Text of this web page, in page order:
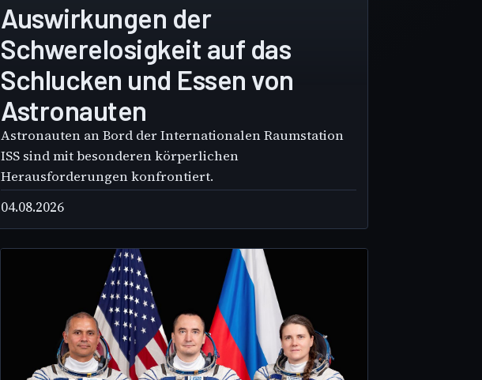
Auswirkungen der
Schwerelosigkeit auf das
Schlucken und Essen von
Astronauten
Astronauten an Bord der Internationalen Raumstation
ISS sind mit besonderen körperlichen
Herausforderungen konfrontiert.
04.08.2026